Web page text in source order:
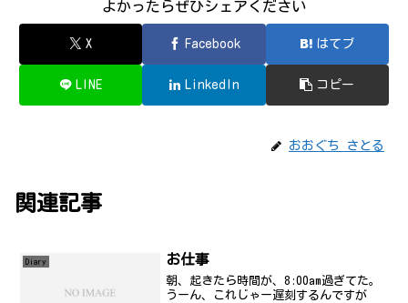
よかったらぜひシェアください
X Facebook はてブ
LINE LinkedIn コピー
おおぐち さとる
関連記事
Diary お仕事
朝、起きたら時間が、8:00am過ぎてた。
うーん、これじゃー遅刻するんですが